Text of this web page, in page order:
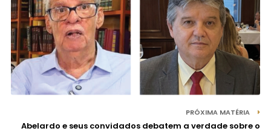
PRÓXIMA MATÉRIA
Abelardo e seus convidados debatem a verdade sobre o